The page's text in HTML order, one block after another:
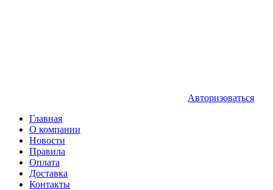
Авторизоваться
Главная
О компании
Новости
Правила
Оплата
Доставка
Контакты